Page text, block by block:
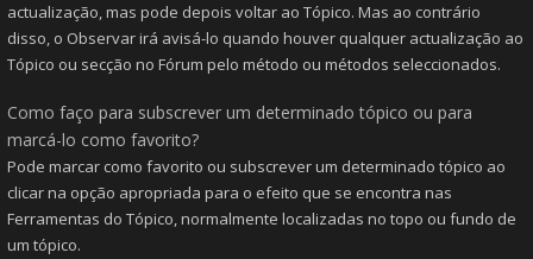
actualização, mas pode depois voltar ao Tópico. Mas ao contrário
disso, o Observar irá avisá-lo quando houver qualquer actualização ao
Tópico ou secção no Fórum pelo método ou métodos seleccionados.
Como faço para subscrever um determinado tópico ou para
marcá-lo como favorito?
Pode marcar como favorito ou subscrever um determinado tópico ao
clicar na opção apropriada para o efeito que se encontra nas
Ferramentas do Tópico, normalmente localizadas no topo ou fundo de
um tópico.